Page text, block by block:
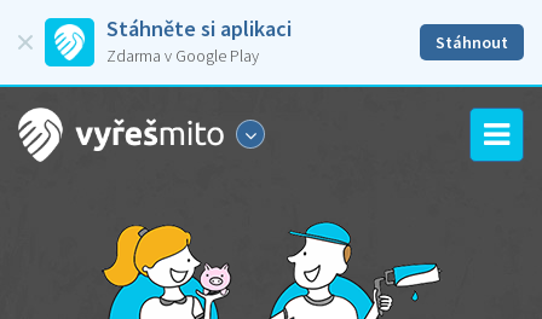
Stáhněte si aplikaci
Zdarma v Google Play
Stáhnout